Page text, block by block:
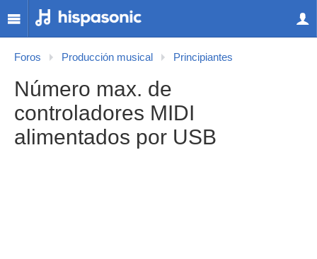
Foros Producción musical Principiantes
Número max. de
controladores MIDI
alimentados por USB